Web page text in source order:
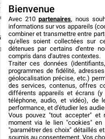
: comment
le contexte ?
du mot événement
Bienvenue
Avec 210 partenaires, nous
informations sur vos appareils
combiner et transmettre entre
qu'elles soient collectées sur
détenues par certains d'entre
compris dans d'autres contextes.
Traiter ces données
programmes de fidélité,
géolocalisation précise, etc.)
des services, contenus, offres
différents appareils et écrans (y
téléphone, audio, et vidéo), de
performance, et d'étudier les
Vous pouvez "tout accepter" et
moment via le lien "cookies" en
"paramétrer des choix" détaillés
soumis au consentement. Vos